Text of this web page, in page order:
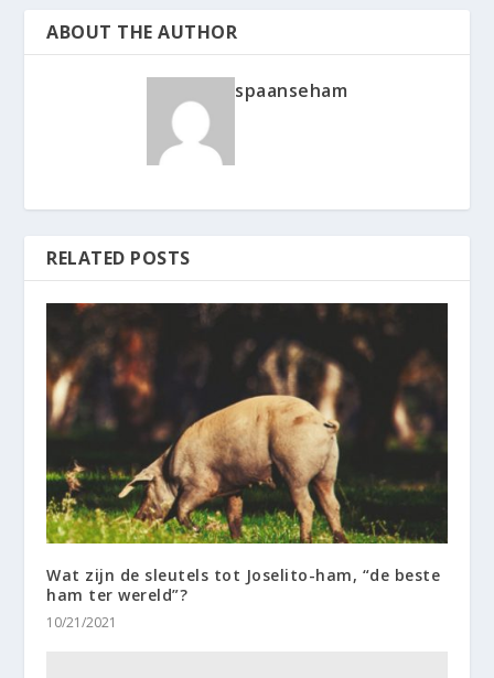
ABOUT THE AUTHOR
spaanseham
RELATED POSTS
Wat zijn de sleutels tot Joselito-ham, “de beste
ham ter wereld”?
10/21/2021